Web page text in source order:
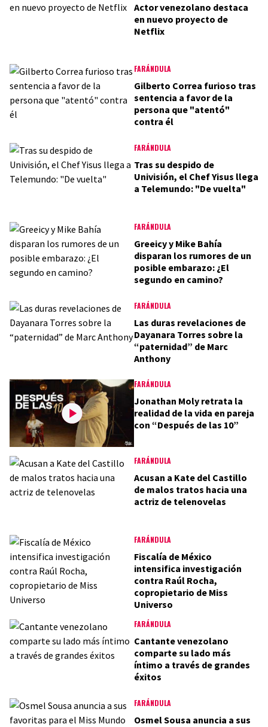
Actor venezolano destaca
en nuevo proyecto de
Netflix
FARÁNDULA
Gilberto Correa furioso tras
sentencia a favor de la
persona que "atentó"
contra él
FARÁNDULA
Tras su despido de
Univisión, el Chef Yisus llega
a Telemundo: "De vuelta"
FARÁNDULA
Greeicy y Mike Bahía
disparan los rumores de un
posible embarazo: ¿El
segundo en camino?
FARÁNDULA
Las duras revelaciones de
Dayanara Torres sobre la
“paternidad” de Marc
Anthony
FARÁNDULA
Jonathan Moly retrata la
realidad de la vida en pareja
con “Después de las 10”
FARÁNDULA
Acusan a Kate del Castillo
de malos tratos hacia una
actriz de telenovelas
FARÁNDULA
Fiscalía de México
intensifica investigación
contra Raúl Rocha,
copropietario de Miss
Universo
FARÁNDULA
Cantante venezolano
comparte su lado más
íntimo a través de grandes
éxitos
FARÁNDULA
Osmel Sousa anuncia a sus